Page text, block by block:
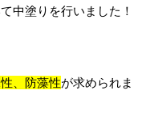
中塗りを行いました！
、防藻性が求められま